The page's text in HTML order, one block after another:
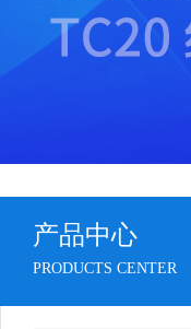
产品中心
PRODUCTS CENTER